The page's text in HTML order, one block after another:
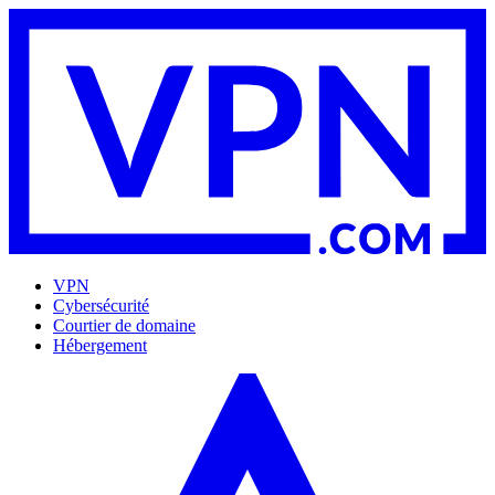
VPN
Cybersécurité
Courtier de domaine
Hébergement